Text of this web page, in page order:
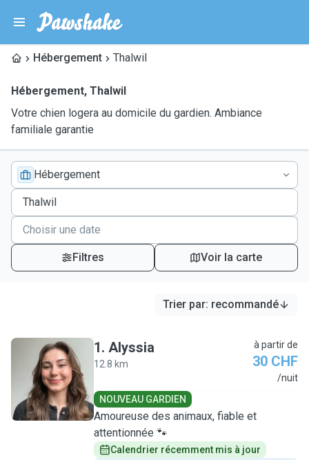
Hébergement Thalwil
Hébergement, Thalwil
Votre chien logera au domicile du gardien. Ambiance
familiale garantie
Hébergement
Filtres Voir la carte
Trier par: recommandé
A
1. Alyssia
12.8 km
à partir de
30 CHF
/nuit
NOUVEAU GARDIEN
Amoureuse des animaux, fiable et
attentionnée 🐾
Calendrier récemment mis à jour